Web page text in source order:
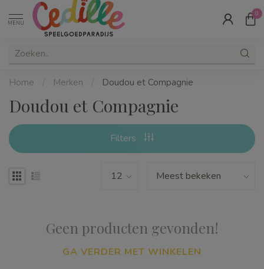
MENU
0
Home / Merken / Doudou et Compagnie
Doudou et Compagnie
Filters
Geen producten gevonden!
GA VERDER MET WINKELEN